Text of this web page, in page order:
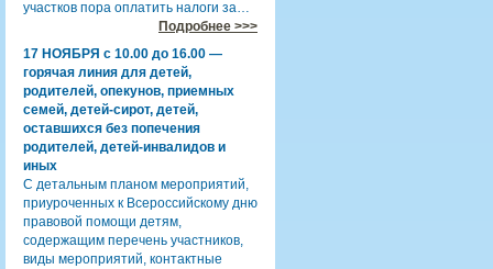
участков пора оплатить налоги за…
Подробнее >>>
17 НОЯБРЯ с 10.00 до 16.00 —
горячая линия для детей,
родителей, опекунов, приемных
семей, детей-сирот, детей,
оставшихся без попечения
родителей, детей-инвалидов и
иных
С детальным планом мероприятий,
приуроченных к Всероссийскому дню
правовой помощи детям,
содержащим перечень участников,
виды мероприятий, контактные